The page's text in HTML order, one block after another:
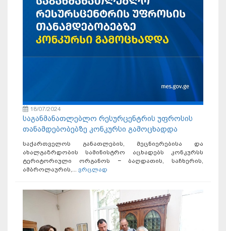
18/07/2024
საგანმანათლებლო რესურცენტრის უფროსის
თანამდებობებზე კონკურსი გამოცხადდა
საქართველოს განათლების, მეცნიერებისა და
ახალგაზრდობის სამინისტრო აცხადებს კონკურსს
ტერიტორიული ორგანოს − ბაღდათის, საჩხერის,
ამბროლაურის,... ვრცლად